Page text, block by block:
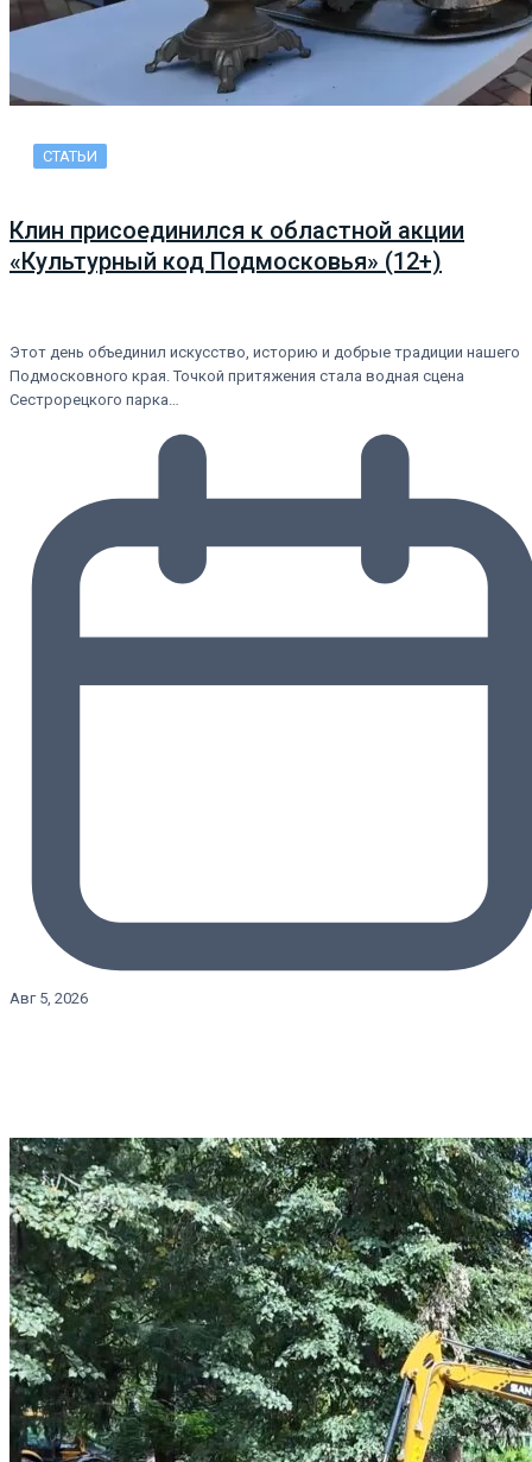
СТАТЬИ
Клин присоединился к областной акции
«Культурный код Подмосковья» (12+)
Этот день объединил искусство, историю и добрые традиции нашего
Подмосковного края. Точкой притяжения стала водная сцена
Сестрорецкого парка…
Авг 5, 2026